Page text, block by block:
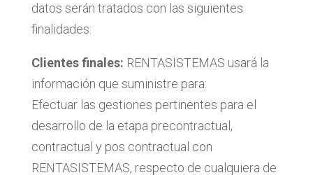
datos serán tratados con las siguientes
finalidades:
Clientes finales: RENTASISTEMAS usará la
información que suministre para:
Efectuar las gestiones pertinentes para el
desarrollo de la etapa precontractual,
contractual y pos contractual con
RENTASISTEMAS, respecto de cualquiera de